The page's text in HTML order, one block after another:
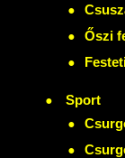
Őszi
Sport